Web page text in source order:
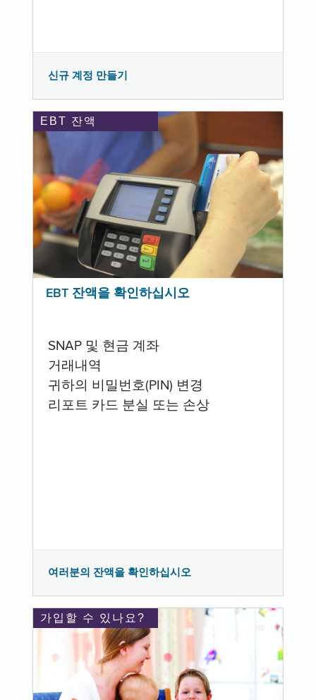
신규 계정 만들기
EBT 잔액
EBT 잔액을 확인하십시오
SNAP 및 현금 계좌
거래내역
귀하의 비밀번호(PIN) 변경
리포트 카드 분실 또는 손상
여러분의 잔액을 확인하십시오
가입할 수 있나요?